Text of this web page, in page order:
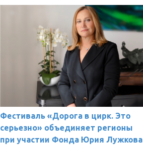
Фестиваль «Дорога в цирк. Это
серьезно» объединяет регионы
при участии Фонда Юрия Лужкова